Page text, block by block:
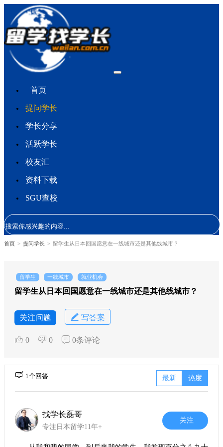
首页
提问学长
学长分享
活跃学长
校友汇
资料下载
SGU查校
首页 > 提问学长 > 留学生从日本回国愿意在一线城市还是其他线城市？
留学生 一线城市 就业机会
留学生从日本回国愿意在一线城市还是其他线城市？
关注问题 写答案
0 0 0条评论
1个回答 最新 热度
找学长磊哥
专注日本留学11年+
关注